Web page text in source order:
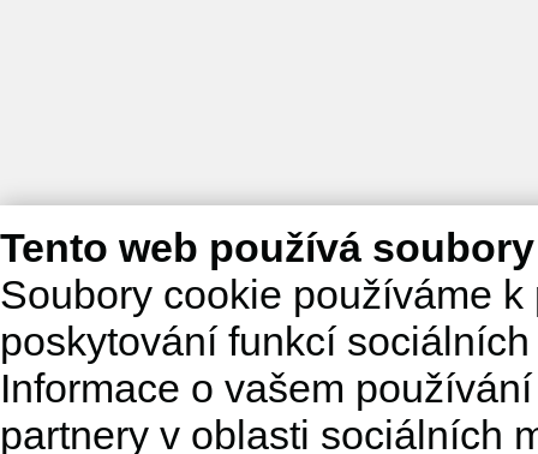
Tento web používá
Soubory cookie používáme
poskytování funkcí
Informace o vašem
partnery v oblasti sociálních